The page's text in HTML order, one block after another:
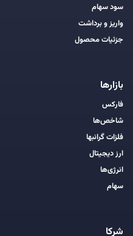
سود سهام
واریز و برداشت
جزئیات محصول
بازارها
فارکس
شاخص‌ها
فلزات گرانبها
ارز دیجیتال
انرژی‌ها
سهام
شرکا